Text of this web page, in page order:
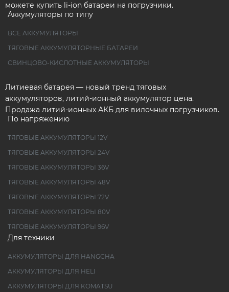
можете купить li-ion батареи на погрузчики.
Аккумуляторы по типу
ВСЕ АККУМУЛЯТОРЫ
ТЯГОВЫЕ АККУМУЛЯТОРНЫЕ БАТАРЕИ
СВИНЦОВО-КИСЛОТНЫЕ АККУМУЛЯТОРЫ
Литиевая батарея — новый тренд тяговых
аккумуляторов, литий-ионный аккумулятор цена.
Продажа литий-ионных АКБ для вилочных погрузчиков.
По напряжению
ТЯГОВЫЕ АККУМУЛЯТОРЫ 12V
ТЯГОВЫЕ АККУМУЛЯТОРЫ 24V
ТЯГОВЫЕ АККУМУЛЯТОРЫ 36V
ТЯГОВЫЕ АККУМУЛЯТОРЫ 48V
ТЯГОВЫЕ АККУМУЛЯТОРЫ 72V
ТЯГОВЫЕ АККУМУЛЯТОРЫ 80V
ТЯГОВЫЕ АККУМУЛЯТОРЫ 96V
Для техники
АККУМУЛЯТОРЫ ДЛЯ HANGCHA
АККУМУЛЯТОРЫ ДЛЯ HELI
АККУМУЛЯТОРЫ ДЛЯ KOMATSU